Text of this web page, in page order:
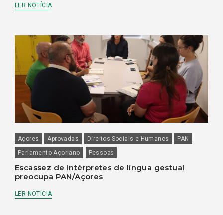
LER NOTÍCIA
Açores Aprovadas Direitos Sociais e Humanos
PAN
Parlamento Açoriano
Pessoas
Escassez de intérpretes de língua gestual
preocupa PAN/Açores
LER NOTÍCIA